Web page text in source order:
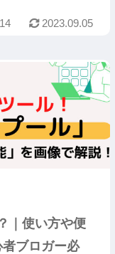
2023.09.05
｜使い方や便
ブロガー必